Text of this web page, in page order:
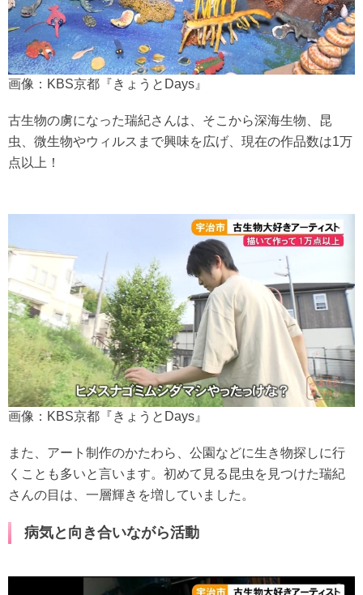
画像：KBS京都『きょうとDays』
古生物の虜になった瑞紀さんは、そこから深海生物、昆
虫、微生物やウィルスまで興味を広げ、現在の作品数は1万
点以上！
画像：KBS京都『きょうとDays』
また、アート制作のかたわら、公園などに生き物探しに行
くことも多いと言います。初めて見る昆虫を見つけた瑞紀
さんの目は、一層輝きを増していました。
病気と向き合いながら活動